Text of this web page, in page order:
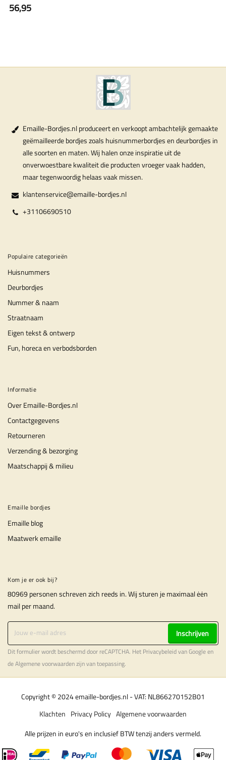
56,95
Emaille-Bordjes.nl produceert en verkoopt ambachtelijk gemaakte
geëmailleerde bordjes zoals huisnummerbordjes en deurbordjes in
alle soorten en maten. Wij halen onze inspiratie uit de
onverwoestbare kwaliteit die producten vroeger vaak hadden,
maar tegenwoordig helaas vaak missen.
klantenservice@emaille-bordjes.nl
+31106690510
Populaire categorieën
Huisnummers
Deurbordjes
Nummer & naam
Straatnaam
Eigen tekst & ontwerp
Fun, horeca en verbodsborden
Informatie
Over Emaille-Bordjes.nl
Contactgegevens
Retourneren
Verzending & bezorging
Maatschappij & milieu
Emaille bordjes
Emaille blog
Maatwerk emaille
Kom je er ook bij?
80969 personen schreven zich reeds in. Wij sturen je maximaal ėėn
mail per maand.
Inschrijven
Dit formulier wordt beschermd door reCAPTCHA. Het Privacybeleidvan Google en
deAlgemene voorwaardenzijn van toepassing.
Copyright © 2024 emaille-bordjes.nl - VAT: NL866270152B01
Algemene voorwaarden
Privacy Policy
Klachten
Alle prijzen in euro's en inclusief BTW tenzij anders vermeld.